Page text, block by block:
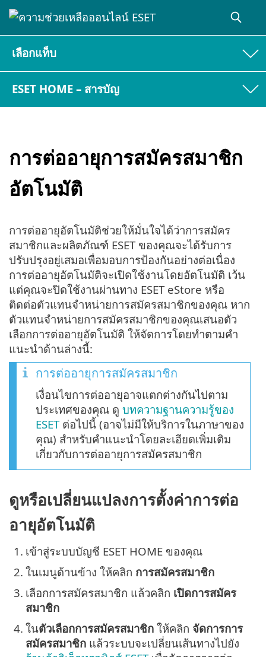
เลือกแท็บ
ESET HOME – สารบัญ
การต่ออายุการสมัครสมาชิก
อัตโนมัติ
การต่ออายุอัตโนมัติช่วยให้มั่นใจได้ว่าการสมัคร
สมาชิกและผลิตภัณฑ์ ESET ของคุณจะได้รับการ
ปรับปรุงอยู่เสมอเพื่อมอบการป้องกันอย่างต่อเนื่อง
การต่ออายุอัตโนมัติจะเปิดใช้งานโดยอัตโนมัติ เว้น
แต่คุณจะปิดใช้งานผ่านทาง ESET eStore หรือ
ติดต่อตัวแทนจำหน่ายการสมัครสมาชิกของคุณ หาก
ตัวแทนจำหน่ายการสมัครสมาชิกของคุณเสนอตัว
เลือกการต่ออายุอัตโนมัติ ให้จัดการโดยทำตามคำ
แนะนำด้านล่างนี้:
การต่ออายุการสมัครสมาชิก
เงื่อนไขการต่ออายุอาจแตกต่างกันไปตาม
ประเทศของคุณ ดู บทความฐานความรู้ของ
ESETต่อไปนี้ (อาจไม่มีให้บริการในภาษาของ
คุณ) สำหรับคำแนะนำโดยละเอียดเพิ่มเติม
เกี่ยวกับการต่ออายุการสมัครสมาชิก
ดูหรือเปลี่ยนแปลงการตั้งค่าการต่อ
อายุอัตโนมัติ
1. เข้าสู่ระบบบัญชี ESET HOME ของคุณ
2. ในเมนูด้านข้าง ให้คลิก การสมัครสมาชิก
3. เลือกการสมัครสมาชิก แล้วคลิก เปิดการสมัคร
สมาชิก
4. ในตัวเลือกการสมัครสมาชิก ให้คลิก จัดการการ
สมัครสมาชิก แล้วระบบจะเปลี่ยนเส้นทางไปยัง